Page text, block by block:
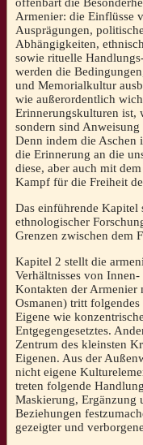
Armenier: die Einflüsse
Ausprägungen,
Abhängigkeiten,
sowie rituelle
werden die
und Memorialkultur
wie außerordentlich
Erinnerungskulturen ist,
sondern sind
Denn indem die Aschen
die Erinnerung an die
diese, aber auch mit
Kampf für die Freiheit
Das einführende Kapitel
ethnologischer
Grenzen zwischen dem
Kapitel 2 stellt die
Verhältnisses von
Kontakten der Armenier
Osmanen) tritt
Eigene wie
Entgegengesetztes.
Zentrum des kleinsten
Eigenen. Aus der
nicht eigene
treten folgende
Maskierung, Ergänzung
Beziehungen
gezeigter und